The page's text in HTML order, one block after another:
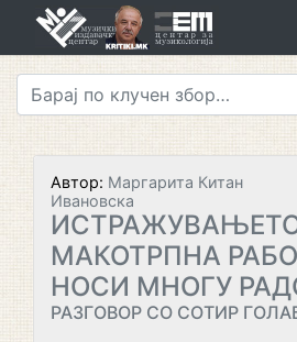
Автор: Маргарита Китан
Ивановска
МАКОТРПНА
НОСИ МНОГУ
РАЗГОВОР СО СОТИР